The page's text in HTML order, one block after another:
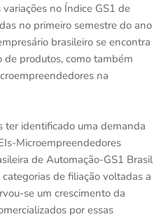
no Índice GS1 de
no primeiro semestre do ano
brasileiro se encontra
produtos, como também
na
ter identificado uma demanda
Microempreendedores
de Automação-GS1 Brasil
de filiação voltadas a
se um crescimento da
por essas